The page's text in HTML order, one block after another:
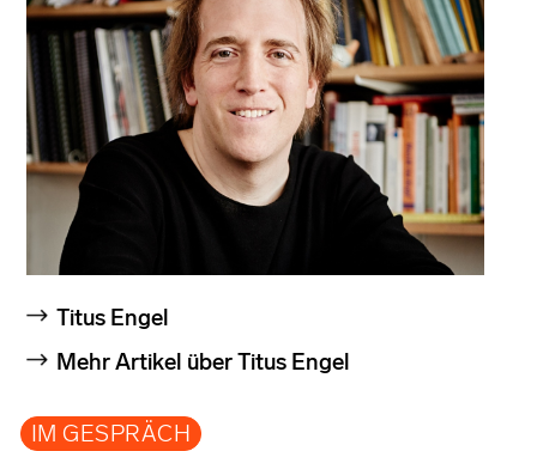
Titus Engel
Mehr Artikel über Titus Engel
IM GESPRÄCH